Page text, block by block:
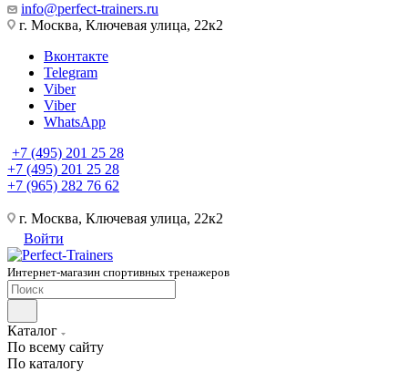
info@perfect-trainers.ru
г. Москва, Ключевая улица, 22к2
Вконтакте
Telegram
Viber
Viber
WhatsApp
+7 (495) 201 25 28
+7 (495) 201 25 28
+7 (965) 282 76 62
г. Москва, Ключевая улица, 22к2
Войти
Интернет-магазин спортивных тренажеров
Каталог
По всему сайту
По каталогу